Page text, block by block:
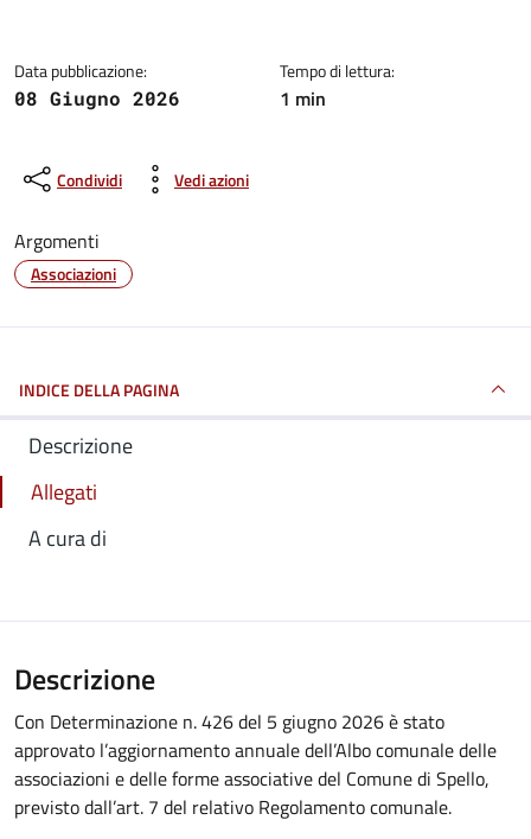
Data pubblicazione:
08 Giugno 2026
Tempo di lettura:
1 min
Condividi Vedi azioni
Argomenti
Associazioni
INDICE DELLA PAGINA
Descrizione
Allegati
A cura di
Descrizione
Con Determinazione n. 426 del 5 giugno 2026 è stato
approvato l’aggiornamento annuale dell’Albo comunale delle
associazioni e delle forme associative del Comune di Spello,
previsto dall’art. 7 del relativo Regolamento comunale.